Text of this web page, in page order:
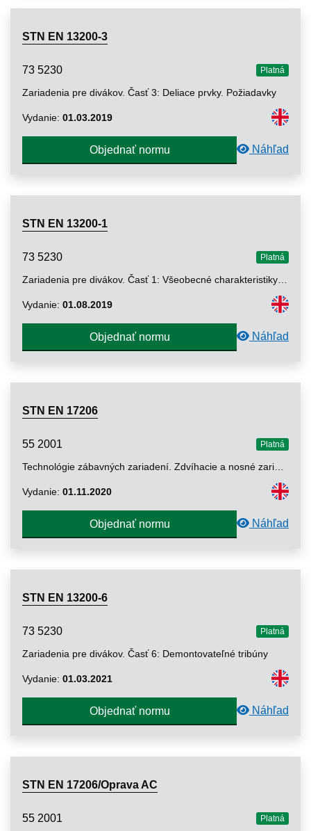
STN EN 13200-3
73 5230 Platná
Zariadenia pre divákov. Časť 3: Deliace prvky. Požiadavky
Vydanie: 01.03.2019
Objednať normu Náhľad
STN EN 13200-1
73 5230 Platná
Vydanie: 01.08.2019
Objednať normu Náhľad
STN EN 17206
55 2001 Platná
Vydanie: 01.11.2020
Objednať normu Náhľad
STN EN 13200-6
73 5230 Platná
Zariadenia pre divákov. Časť 6: Demontovateľné tribúny
Vydanie: 01.03.2021
Objednať normu Náhľad
STN EN 17206/Oprava AC
55 2001 Platná